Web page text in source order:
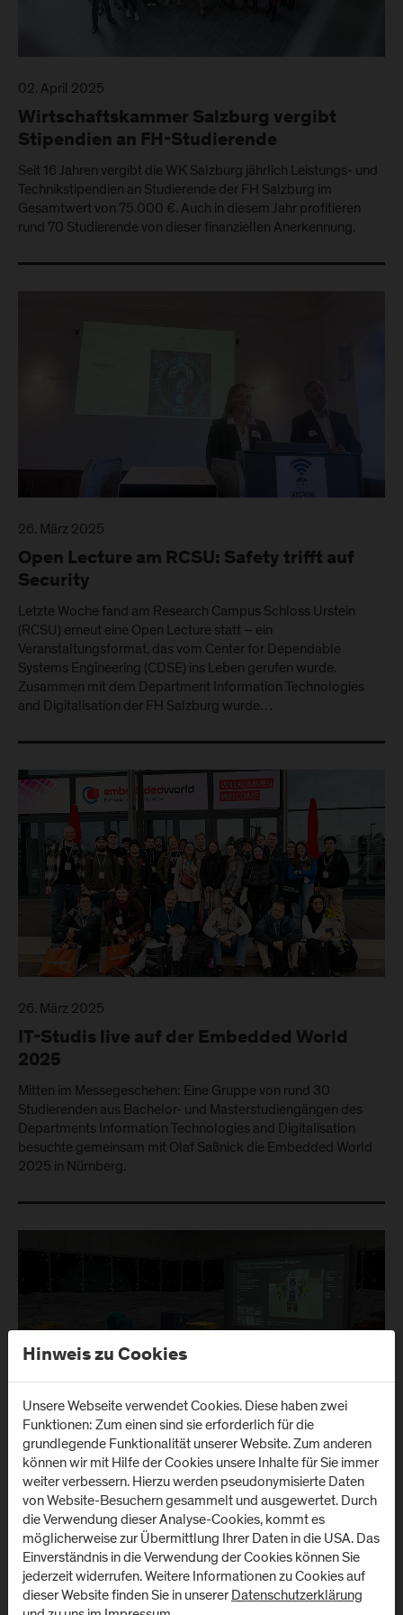
02. April 2025
Wirtschaftskammer Salzburg vergibt
Stipendien an FH-Studierende
Seit 16 Jahren vergibt die WK Salzburg jährlich Leistungs- und
Technikstipendien an Studierende der FH Salzburg im
Gesamtwert von 75.000 €. Auch in diesem Jahr profitieren
rund 70 Studierende von dieser finanziellen Anerkennung.
26. März 2025
Open Lecture am RCSU: Safety trifft auf
Security
Letzte Woche fand am Research Campus Schloss Urstein
(RCSU) erneut eine Open Lecture statt – ein
Veranstaltungsformat, das vom Center for Dependable
Systems Engineering (CDSE) ins Leben gerufen wurde.
Zusammen mit dem Department Information Technologies
and Digitalisation der FH Salzburg wurde…
26. März 2025
IT-Studis live auf der Embedded World
2025
Mitten im Messegeschehen: Eine Gruppe von rund 30
Studierenden aus Bachelor- und Masterstudiengängen des
Departments Information Technologies and Digitalisation
besuchte gemeinsam mit Olaf Saßnick die Embedded World
2025 in Nürnberg.
18. März 2025
Künstliche Intelligenz erleben:
Schüler*innen tauchen in die Welt der
Objekterkennung & neuronalen Netze ein
Anfang März fand am Schülerforschungszentrum
Berchtesgaden (SFZ) an drei Nachmittagen ein spannender
Hinweis zu Cookies
Unsere Webseite verwendet Cookies. Diese haben zwei
Funktionen: Zum einen sind sie erforderlich für die
grundlegende Funktionalität unserer Website. Zum anderen
können wir mit Hilfe der Cookies unsere Inhalte für Sie immer
weiter verbessern. Hierzu werden pseudonymisierte Daten
von Website-Besuchern gesammelt und ausgewertet. Durch
die Verwendung dieser Analyse-Cookies, kommt es
möglicherweise zur Übermittlung Ihrer Daten in die USA. Das
Einverständnis in die Verwendung der Cookies können Sie
jederzeit widerrufen. Weitere Informationen zu Cookies auf
dieser Website finden Sie in unsererDatenschutzerklärung